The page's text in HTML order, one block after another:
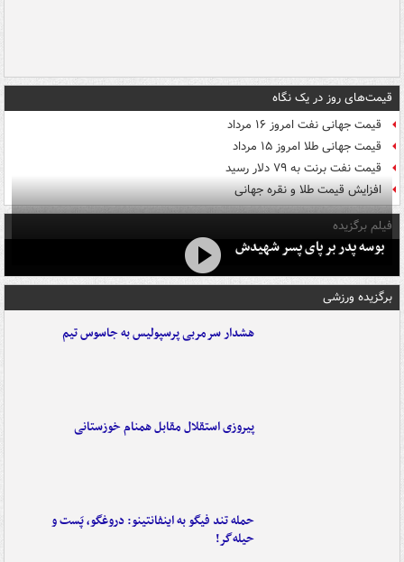
قیمت‌های روز در یک نگاه
قیمت جهانی نفت امروز ۱۶ مرداد
قیمت جهانی طلا امروز ۱۵ مرداد
قیمت نفت برنت به ۷۹ دلار رسید
افزایش قیمت طلا و نقره جهانی
فیلم برگزیده
بوسه‌ پدر بر پای پسر شهیدش
برگزیده ورزشی
هشدار سرمربی پرسپولیس به جاسوس تیم
پیروزی استقلال مقابل همنام خوزستانی
حمله تند فیگو به اینفانتینو: دروغگو، پَست‌ و
حیله‌گر!